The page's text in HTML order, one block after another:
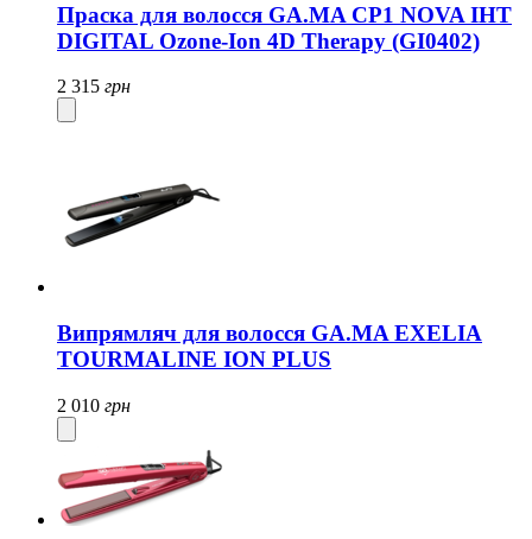
Праска для волосся GA.MA CP1 NOVA IHT
DIGITAL Ozone-Ion 4D Therapy (GI0402)
2 315 грн
Випрямляч для волосся GA.MA EXELIA
TOURMALINE ION PLUS
2 010 грн